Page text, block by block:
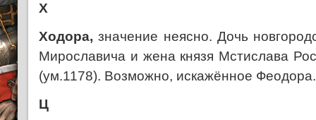
Х
Ходора,значение неясно. Дочь
Мирославича и жена князя Мстислава
(ум.1178). Возможно, искажённое
Ц